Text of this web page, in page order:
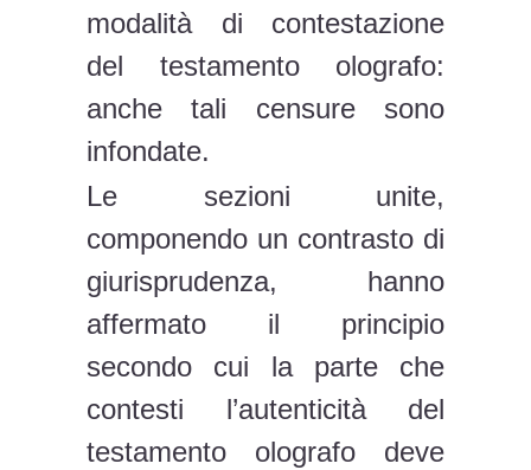
modalità di contestazione
del testamento olografo:
anche tali censure sono
infondate.
Le sezioni unite,
componendo un contrasto di
giurisprudenza, hanno
affermato il principio
secondo cui la parte che
contesti l’autenticità del
testamento olografo deve